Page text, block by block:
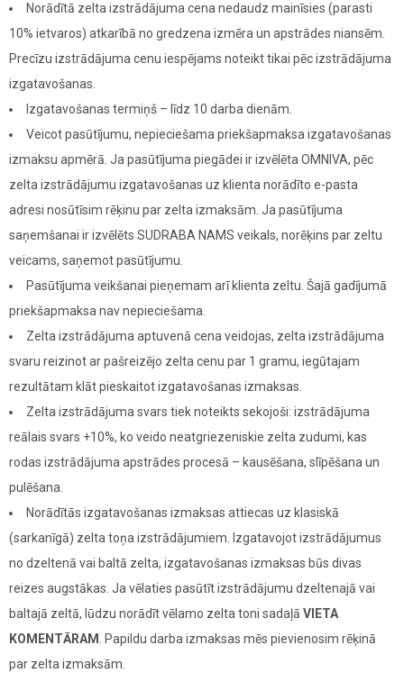
Norādītā zelta izstrādājuma cena nedaudz mainīsies (parasti
10% ietvaros) atkarībā no gredzena izmēra un apstrādes niansēm.
Precīzu izstrādājuma cenu iespējams noteikt tikai pēc izstrādājuma
izgatavošanas.
Izgatavošanas termiņš – līdz 10 darba dienām.
Veicot pasūtījumu, nepieciešama priekšapmaksa izgatavošanas
izmaksu apmērā. Ja pasūtījuma piegādei ir izvēlēta OMNIVA, pēc
zelta izstrādājumu izgatavošanas uz klienta norādīto e-pasta
adresi nosūtīsim rēķinu par zelta izmaksām. Ja pasūtījuma
saņemšanai ir izvēlēts SUDRABA NAMS veikals, norēķins par zeltu
veicams, saņemot pasūtījumu.
Pasūtījuma veikšanai pieņemam arī klienta zeltu. Šajā gadījumā
priekšapmaksa nav nepieciešama.
Zelta izstrādājuma aptuvenā cena veidojas, zelta izstrādājuma
svaru reizinot ar pašreizējo zelta cenu par 1 gramu, iegūtajam
rezultātam klāt pieskaitot izgatavošanas izmaksas.
Zelta izstrādājuma svars tiek noteikts sekojoši: izstrādājuma
reālais svars +10%, ko veido neatgriezeniskie zelta zudumi, kas
rodas izstrādājuma apstrādes procesā – kausēšana, slīpēšana un
pulēšana.
Norādītās izgatavošanas izmaksas attiecas uz klasiskā
(sarkanīgā) zelta toņa izstrādājumiem. Izgatavojot izstrādājumus
no dzeltenā vai baltā zelta, izgatavošanas izmaksas būs divas
reizes augstākas. Ja vēlaties pasūtīt izstrādājumu dzeltenajā vai
baltajā zeltā, lūdzu norādīt vēlamo zelta toni sadaļā VIETA
KOMENTĀRAM . Papildu darba izmaksas mēs pievienosim rēķinā
par zelta izmaksām.